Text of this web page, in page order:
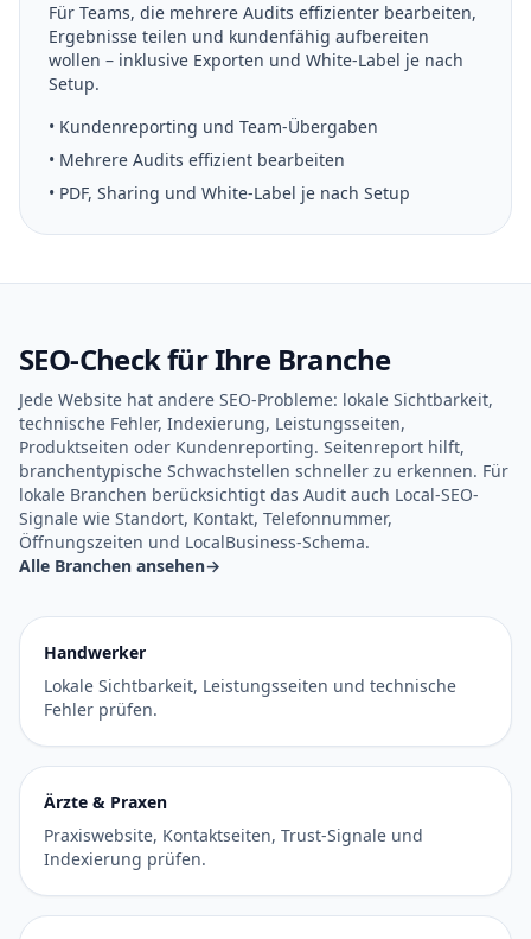
Für Teams, die mehrere Audits effizienter bearbeiten,
Ergebnisse teilen und kundenfähig aufbereiten
wollen – inklusive Exporten und White-Label je nach
Setup.
• Kundenreporting und Team-Übergaben
• Mehrere Audits effizient bearbeiten
• PDF, Sharing und White-Label je nach Setup
SEO-Check für Ihre Branche
Jede Website hat andere SEO-Probleme: lokale Sichtbarkeit,
technische Fehler, Indexierung, Leistungsseiten,
Produktseiten oder Kundenreporting. Seitenreport hilft,
branchentypische Schwachstellen schneller zu erkennen. Für
lokale Branchen berücksichtigt das Audit auch Local-SEO-
Signale wie Standort, Kontakt, Telefonnummer,
Öffnungszeiten und LocalBusiness-Schema.
Alle Branchen ansehen→
Handwerker
Lokale Sichtbarkeit, Leistungsseiten und technische
Fehler prüfen.
Ärzte & Praxen
Praxiswebsite, Kontaktseiten, Trust-Signale und
Indexierung prüfen.